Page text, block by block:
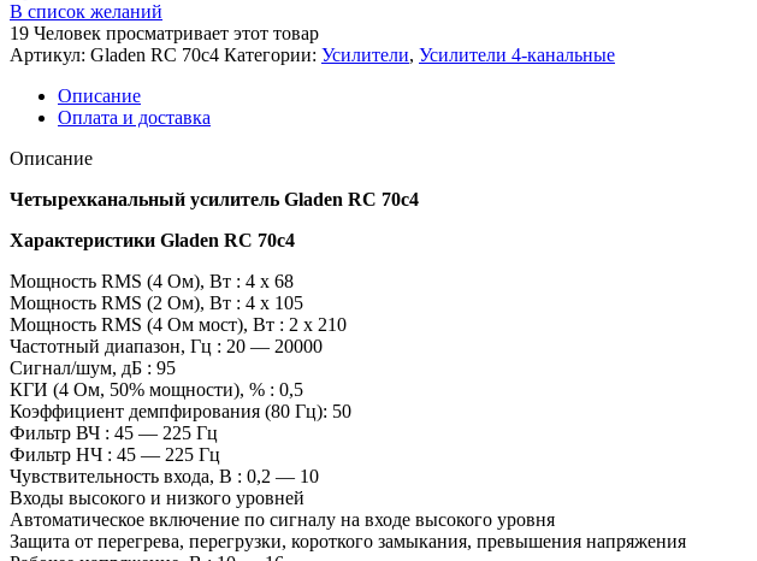
В список желаний
19 Человек просматривает этот товар
Артикул: Gladen RC 70c4 Категории: Усилители, Усилители 4-канальные
Описание
Оплата и доставка
Описание
Четырехканальный усилитель Gladen RC 70c4
Характеристики Gladen RC 70c4
Мощность RMS (4 Ом), Вт : 4 x 68
Мощность RMS (2 Ом), Вт : 4 x 105
Мощность RMS (4 Ом мост), Вт : 2 x 210
Частотный диапазон, Гц : 20 — 20000
Сигнал/шум, дБ : 95
КГИ (4 Ом, 50% мощности), % : 0,5
Коэффициент демпфирования (80 Гц): 50
Фильтр ВЧ : 45 — 225 Гц
Фильтр НЧ : 45 — 225 Гц
Чувствительность входа, В : 0,2 — 10
Входы высокого и низкого уровней
Автоматическое включение по сигналу на входе высокого уровня
Защита от перегрева, перегрузки, короткого замыкания, превышения напряжения